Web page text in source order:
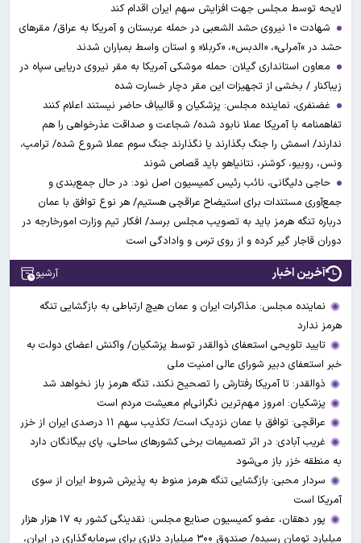
لایحه توسط مجلس جهت افزایش سهم ایران اقدام کند
شهادت ۱۰ نیروی حشد الشعبی در حمله عربستان و آمریکا به عراق/ مقرهای
حشد در »آمرلی»، «الدبس»، «کربلا« و استان واسط بمباران شدند
معاون استانداری گیلان: حمله موشکی آمریکا به مقر نیروی دریایی سپاه در
زیباکنار / بخشی از تجهیزات این مقر دچار خسارت شده
غضنفری، نماینده مجلس: پزشکیان و قالیباف حاضر نیستند اعلام کنند
تفاهمنامه با آمریکا عملا نابود شده/ شجاعت و صداقت عذرخواهی را هم
ندارند/ اسمش را جنگ بگذارند یا نگذارند جنگ سوم عملا شروع شده/ ترامپ،
ونس، روبیو، کوشنر، نتانیاهو باید قصاص شوند
حاجی دلیگانی، نائب رئیس کمیسیون اصل نود: در حال جمع‌بندی و
جمع‌آوری مستندات برای استیضاح عراقچی هستیم/ هر نوع توافق با عمان
درباره تنگه هرمز باید به تصویب مجلس برسد/ افکار تیم وزارت امورخارجه در
دوران قاجار گیر کرده و از روی ترس و وادادگی است
آخرین اخبار آرشیو
نماینده مجلس: مذاکرات ایران و عمان هیچ ارتباطی به بازگشایی تنگه
هرمز ندارد
تایید تلویحی استعفای ذوالقدر توسط پزشکیان/ واکنش اعضای دولت به
خبر استعفای دبیر شورای عالی امنیت ملی
ذوالقدر: تا آمریکا رفتارش را تصحیح نکند، تنگه هرمز باز نخواهد شد
پزشکیان: امروز مهم‌ترین نگرانی‌ام معیشت مردم است
عراقچی: توافق با عمان نزدیک است/ تکذیب سهم ۱۱ درصدی ایران از خزر
غریب آبادی: در اثر تصمیمات برخی کشورهای ساحلی، پای بیگانگان دارد
به منطقه خزر باز می‌شود
سردار محبی: بازگشایی تنگه هرمز منوط به پذیرش شروط ایران از سوی
آمریکا است
پور دهقان، عضو کمیسیون صنایع مجلس: نقدینگی کشور به ۱۷ هزار هزار
میلیارد تومان رسیده/ صندوق ۳۰۰ میلیارد دلاری برای سرمایه‌گذاری در ایران،